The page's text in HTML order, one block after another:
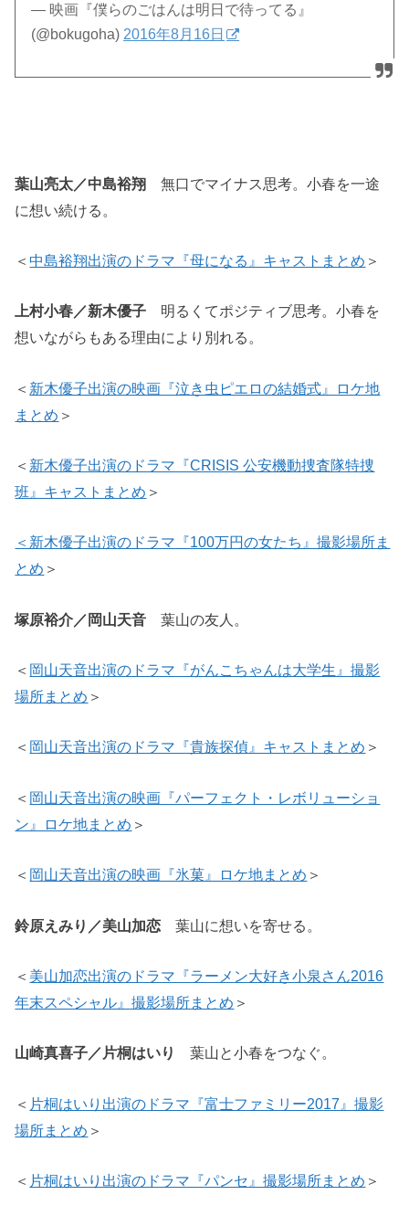
— 映画『僕らのごはんは明日で待ってる』
(@bokugoha) 2016年8月16日
葉山亮太／中島裕翔
無口でマイナス思考。小春を一途
に想い続ける。
＜中島裕翔出演のドラマ『母になる』キャストまとめ ＞
上村小春／新木優子 明るくてポジティブ思考。小春を
想いながらもある理由により別れる。
＜ 新木優子出演の映画『泣き虫ピエロの結婚式』ロケ地
まとめ ＞
＜ 新木優子出演のドラマ『CRISIS 公安機動捜査隊特捜
班』キャストまとめ ＞
＜新木優子出演のドラマ『100万円の女たち』撮影場所ま
とめ ＞
塚原裕介／岡山天音 葉山の友人。
＜ 岡山天音出演のドラマ『がんこちゃんは大学生』撮影
場所まとめ ＞
＜ 岡山天音出演のドラマ『貴族探偵』キャストまとめ ＞
＜ 岡山天音出演の映画『パーフェクト・レボリューショ
ン』ロケ地まとめ ＞
＜ 岡山天音出演の映画『氷菓』ロケ地まとめ ＞
鈴原えみり／美山加恋 葉山に想いを寄せる。
＜ 美山加恋出演のドラマ『ラーメン大好き小泉さん2016
年末スペシャル』撮影場所まとめ ＞
山崎真喜子／片桐はいり 葉山と小春をつなぐ。
＜ 片桐はいり出演のドラマ『富士ファミリー2017』撮影
場所まとめ ＞
＜ 片桐はいり出演のドラマ『パンセ』撮影場所まとめ ＞